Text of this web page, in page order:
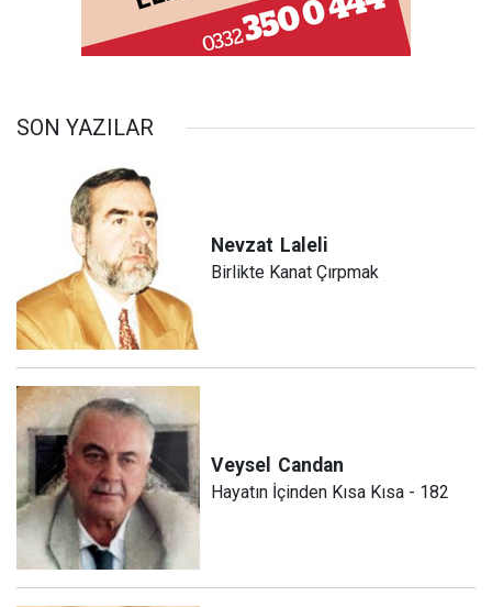
SON YAZILAR
Nevzat Laleli
Birlikte Kanat Çırpmak
Veysel Candan
Hayatın İçinden Kısa Kısa - 182